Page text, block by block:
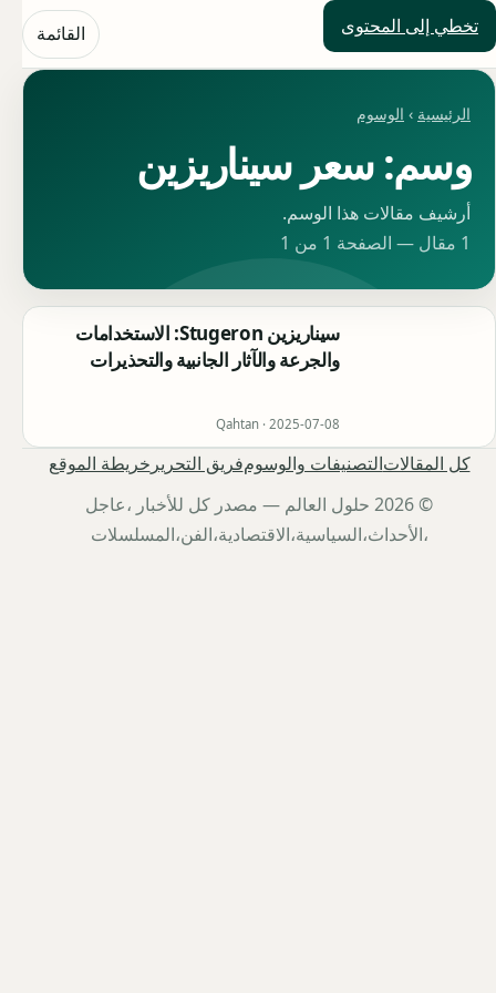
تخطي إلى المحتوى
حلول العالم القائمة
الرئيسية › الوسوم
وسم: سعر سيناريزين
أرشيف مقالات هذا الوسم.
1 مقال — الصفحة 1 من 1
سيناريزين Stugeron: الاستخدامات
والجرعة والآثار الجانبية والتحذيرات
Qahtan · 2025-07-08
كل المقالاتالتصنيفات والوسومفريق التحرير خريطة الموقع
© 2026 حلول العالم — مصدر كل للأخبار ،عاجل
،الأحداث،السياسية،الاقتصادية،الفن،المسلسلات